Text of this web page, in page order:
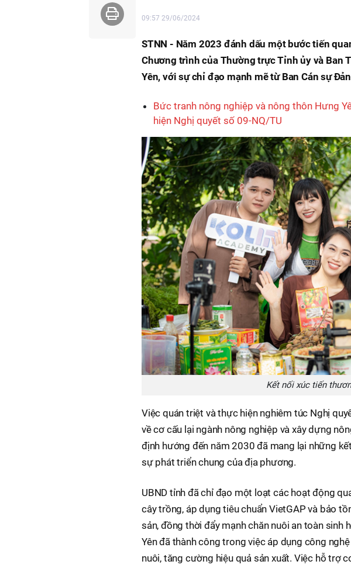
09:57 29/06/2024
STNN - Năm 2023 đánh dấu một bước tiến
Chương trình của Thường trực Tỉnh ủy và Ban
Yên, với sự chỉ đạo mạnh mẽ từ Ban Cán sự
Bức tranh nông nghiệp và nông thôn Hưng
hiện Nghị quyết số 09-NQ/TU
Kết nối xúc tiến
Việc quán triệt và thực hiện nghiêm túc Nghị
về cơ cấu lại ngành nông nghiệp và xây dựng
định hướng đến năm 2030 đã mang lại những
sự phát triển chung của địa phương.
UBND tỉnh đã chỉ đạo một loạt các hoạt động
cây trồng, áp dụng tiêu chuẩn VietGAP và bảo
sản, đồng thời đẩy mạnh chăn nuôi an toàn sinh
Yên đã thành công trong việc áp dụng công
nuôi, tăng cường hiệu quả sản xuất. Việc hỗ trợ